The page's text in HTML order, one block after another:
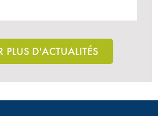
PLUS D'ACTUALITÉS